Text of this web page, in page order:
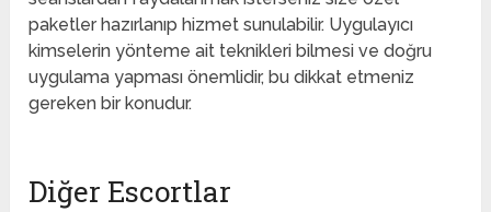
paketler hazırlanıp hizmet sunulabilir. Uygulayıcı
kimselerin yönteme ait teknikleri bilmesi ve doğru
uygulama yapması önemlidir, bu dikkat etmeniz
gereken bir konudur.
Diğer Escortlar